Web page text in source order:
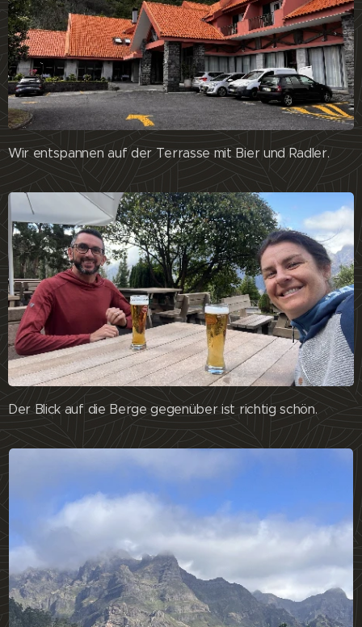
Wir entspannen auf der Terrasse mit Bier und Radler.
Der Blick auf die Berge gegenüber ist richtig schön.